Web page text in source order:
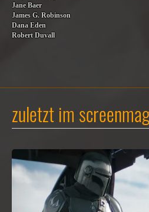
Jane Baer
James G. Robinson
Dana Eden
Robert Duvall
zuletzt im